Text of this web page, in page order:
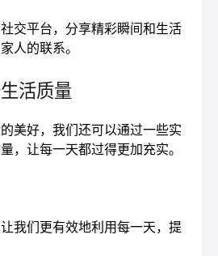
交平台，分享精彩瞬间和生活
人的联系。
活质量
美好，我们还可以通过一些实
，让每一天都过得更加充实。
我们更有效地利用每一天，提